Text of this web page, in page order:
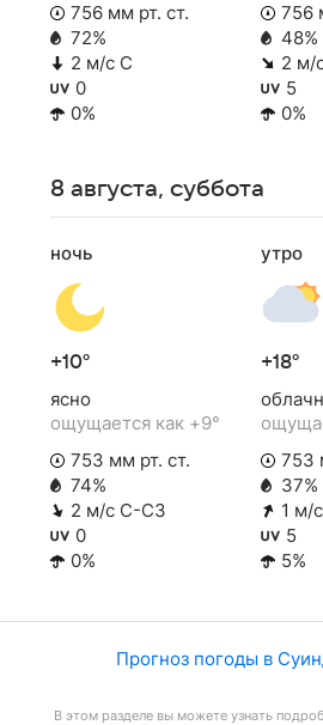
756 мм рт. ст.
72%
2 м/с С
0
0%
756
48%
2 м/
5
0%
8 августа, суббота
ночь
+10°
ясно
ощущается как +9°
753 мм рт. ст.
74%
2 м/с С-СЗ
0
0%
утро
+18°
753
37%
1
5
5%
Прогноз погоды в
В этом разделе вы можете узнать